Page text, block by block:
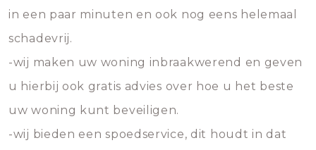
in een paar minuten en ook nog eens helemaal
schadevrij.
-wij maken uw woning inbraakwerend en geven
u hierbij ook gratis advies over hoe u het beste
uw woning kunt beveiligen.
-wij bieden een spoedservice, dit houdt in dat